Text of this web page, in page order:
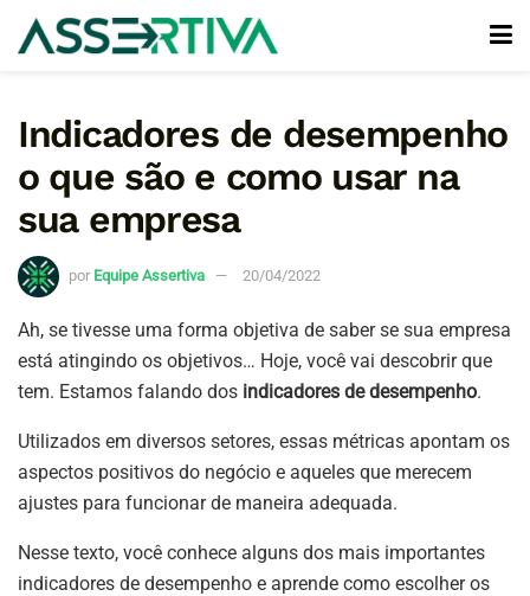
Indicadores de desempenho
o que são e como usar na
sua empresa
por Equipe Assertiva 20/04/2022
Ah, se tivesse uma forma objetiva de saber se sua empresa
está atingindo os objetivos… Hoje, você vai descobrir que
tem. Estamos falando dos indicadores de desempenho.
Utilizados em diversos setores, essas métricas apontam os
aspectos positivos do negócio e aqueles que merecem
ajustes para funcionar de maneira adequada.
Nesse texto, você conhece alguns dos mais importantes
indicadores de desempenho e aprende como escolher os